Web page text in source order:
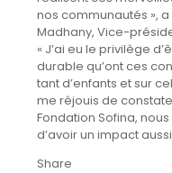
nos communautés »,
Madhany, Vice-
« J’ai eu le privilège
durable qu’ont ces
tant d’enfants et sur
me réjouis de
Fondation Sofina,
d’avoir un impact
Share